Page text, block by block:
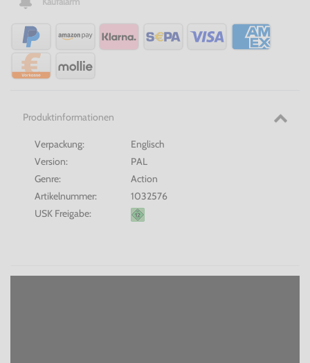
Produktinformationen
Verpackung:
Englisch
Version:
PAL
Genre:
Action
Artikelnummer:
1032576
USK Freigabe: